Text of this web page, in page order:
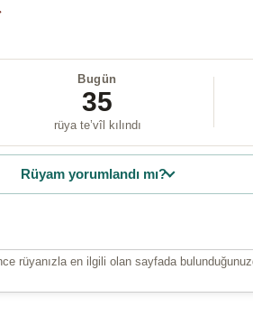
Bugün
35
rüya te’vîl kılındı
Rüyam yorumlandı mı?
rüyanızla en ilgili olan sayfada